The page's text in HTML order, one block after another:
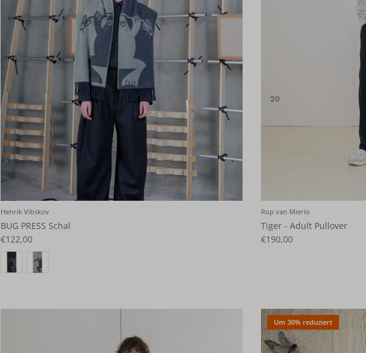
Henrik Vibskov
BUG PRESS Schal
€122,00
Rop van Mierlo
Tiger - Adult Pullover
€190,00
Um 30% reduziert